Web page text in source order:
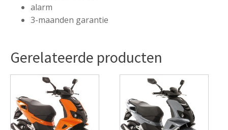
alarm
3-maanden garantie
Gerelateerde producten